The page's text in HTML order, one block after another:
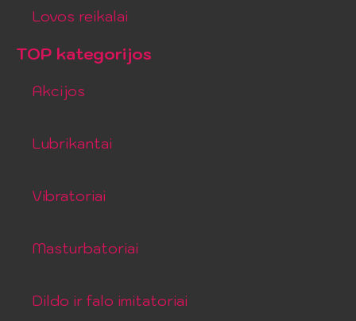
Lovos reikalai
TOP kategorijos
Akcijos
Lubrikantai
Vibratoriai
Masturbatoriai
Dildo ir falo imitatoriai